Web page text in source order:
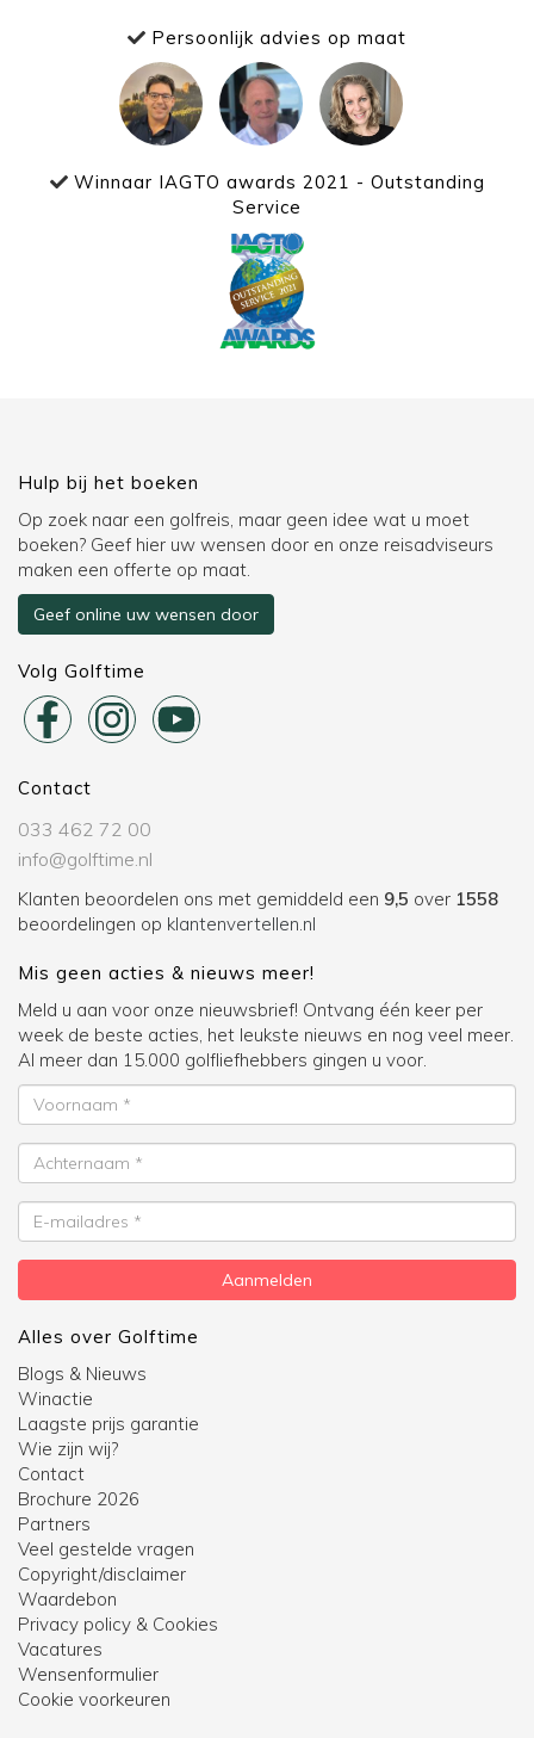
Persoonlijk advies op maat
Winnaar IAGTO awards 2021 - Outstanding
Service
Hulp bij het boeken
Op zoek naar een golfreis, maar geen idee wat u moet
boeken? Geef hier uw wensen door en onze reisadviseurs
maken een offerte op maat.
Geef online uw wensen door
Volg Golftime
Contact
033 462 72 00
info@golftime.nl
Klanten beoordelen ons met gemiddeld een 9,5 over 1558
beoordelingen op klantenvertellen.nl
Mis geen acties & nieuws meer!
Meld u aan voor onze nieuwsbrief! Ontvang één keer per
week de beste acties, het leukste nieuws en nog veel meer.
Al meer dan 15.000 golfliefhebbers gingen u voor.
Voornaam
Achternaam
E-
mailadres
Aanmelden
Alles over Golftime
Blogs & Nieuws
Winactie
Laagste prijs garantie
Wie zijn wij?
Contact
Brochure 2026
Partners
Veel gestelde vragen
Copyright/disclaimer
Waardebon
Privacy policy & Cookies
Vacatures
Wensenformulier
Cookie voorkeuren